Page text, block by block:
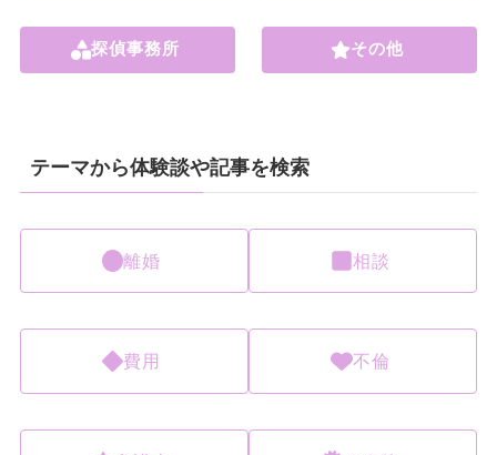
探偵事務所 その他
テーマから体験談や記事を検索
離婚 相談
費用 不倫